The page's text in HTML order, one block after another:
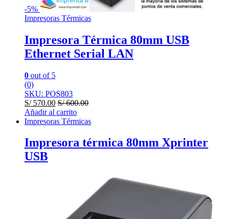
-5%
Impresoras Térmicas
Impresora Térmica 80mm USB
Ethernet Serial LAN
0 out of 5
(0)
SKU: POS803
S/570.00 S/600.00
Añadir al carrito
Impresoras Térmicas
Impresora térmica 80mm Xprinter
USB